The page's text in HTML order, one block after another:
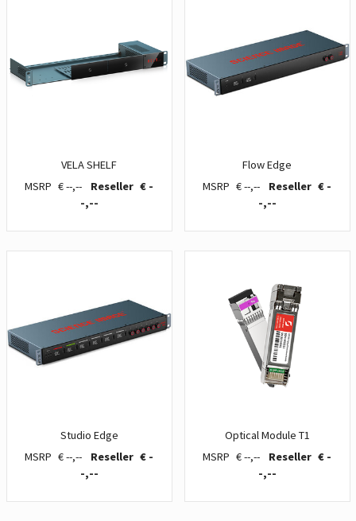
VELA SHELF
€ --,--
€ -
-,--
Flow Edge
€ --,--
€ -
-,--
Studio Edge
€ --,--
€ -
-,--
Optical Module T1
€ --,--
€ -
-,--